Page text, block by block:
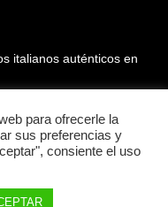
italianos auténticos en
Tiktok
para ofrecerle la
sus preferencias y
consiente el uso